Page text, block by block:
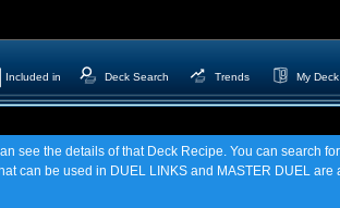
Included in Deck Search Trends My Deck
see the details of that Deck Recipe. You can search
can be used in DUEL LINKS and MASTER DUEL